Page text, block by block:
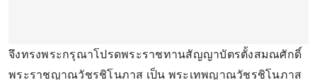
จึงทรงพระกรุณาโปรดพระราชทานสัญญาบัตรตั้งสมณศักดิ์
พระราชญาณวัชรชิโนภาส เป็น พระเทพญาณวัชรชิโนภาส